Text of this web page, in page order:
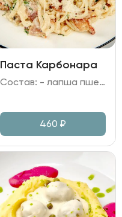
Паста Карбонара
Состав: - лапша пшеничная; - бекон; - сыр Пармезан; - сливки; яичный желток; - лук репчатый; чеснок; зелень.
460 ₽